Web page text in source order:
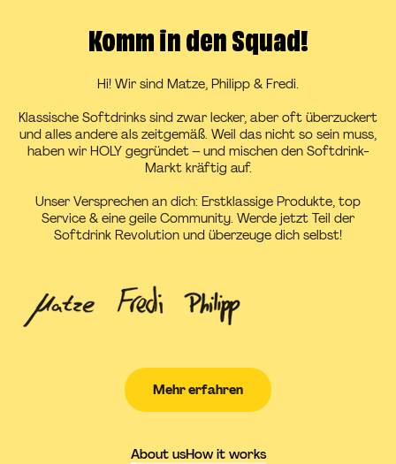
Komm in den Squad!
Hi! Wir sind Matze, Philipp & Fredi.
Klassische Softdrinks sind zwar lecker, aber oft überzuckert
und alles andere als zeitgemäß. Weil das nicht so sein muss,
haben wir HOLY gegründet – und mischen den Softdrink-
Markt kräftig auf.
Unser Versprechen an dich: Erstklassige Produkte, top
Service & eine geile Community. Werde jetzt Teil der
Softdrink Revolution und überzeuge dich selbst!
Mehr erfahren
About usHow it works